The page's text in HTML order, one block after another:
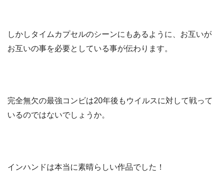
しかしタイムカプセルのシーンにもあるように、お互いが
お互いの事を必要としている事が伝わります。
完全無欠の最強コンビは20年後もウイルスに対して戦って
いるのではないでしょうか。
インハンドは本当に素晴らしい作品でした！